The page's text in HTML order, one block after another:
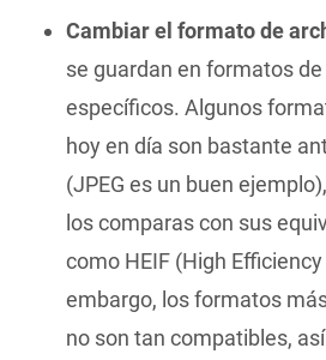
Cambiar el formato de
se guardan en formatos
específicos. Algunos
hoy en día son bastante
(JPEG es un buen
los comparas con sus
como HEIF (High
embargo, los formatos
no son tan compatibles,